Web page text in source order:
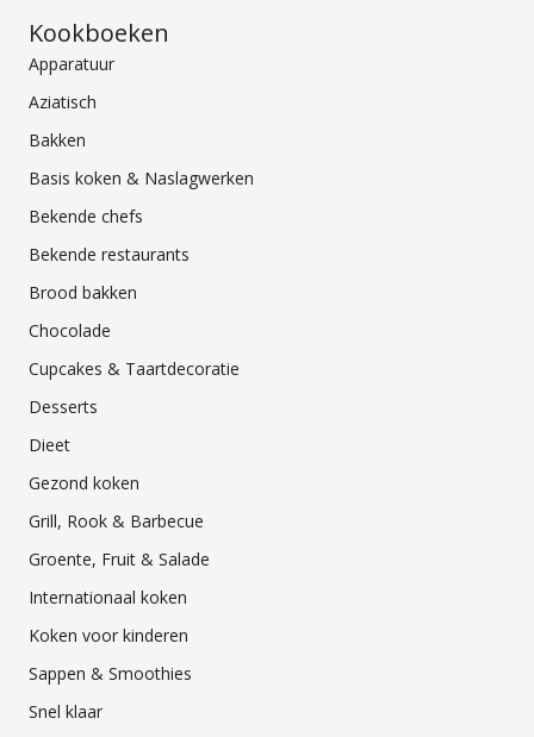
Kookboeken
Apparatuur
Aziatisch
Bakken
Basis koken & Naslagwerken
Bekende chefs
Bekende restaurants
Brood bakken
Chocolade
Cupcakes & Taartdecoratie
Desserts
Dieet
Gezond koken
Grill, Rook & Barbecue
Groente, Fruit & Salade
Internationaal koken
Koken voor kinderen
Sappen & Smoothies
Snel klaar